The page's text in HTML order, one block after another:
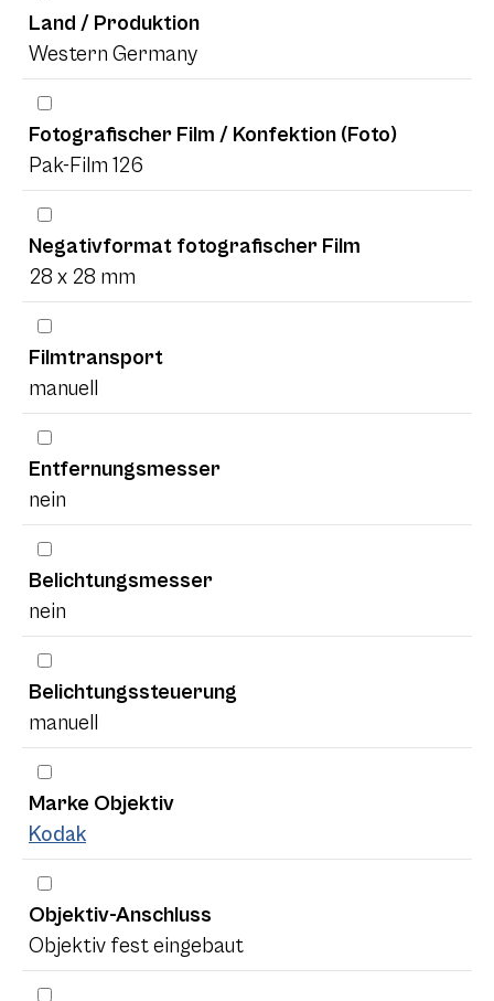
Land / Produktion
Western Germany
Fotografischer Film / Konfektion (Foto)
Pak-Film 126
Negativformat fotografischer Film
28 x 28 mm
Filmtransport
manuell
Entfernungsmesser
nein
Belichtungsmesser
nein
Belichtungssteuerung
manuell
Marke Objektiv
Kodak
Objektiv-Anschluss
Objektiv fest eingebaut